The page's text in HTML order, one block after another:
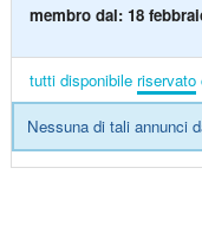
membro dal: 18
tutti disponibile riservato
Nessuna di tali annunci